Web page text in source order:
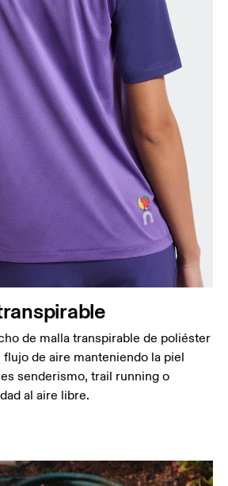
de malla transpirable de poliéster
de aire manteniendo la piel
senderismo, trail running o
al aire libre.